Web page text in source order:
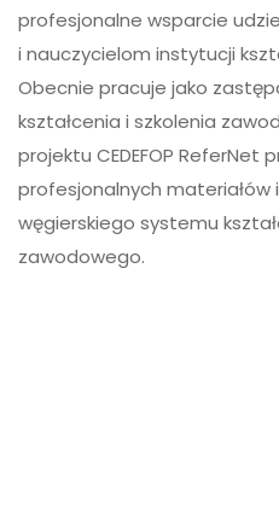
profesjonalne wsparcie
i nauczycielom instytucji
Obecnie pracuje jako
kształcenia i szkolenia
projektu CEDEFOP ReferNet
profesjonalnych
węgierskiego systemu
zawodowego.